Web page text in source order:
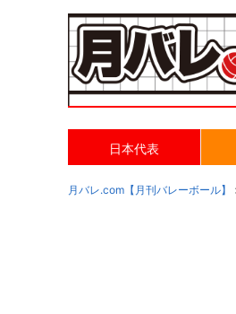
日本代表
月バレ.com【月刊バレーボール】